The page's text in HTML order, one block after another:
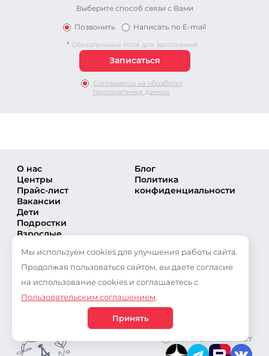
Выберите способ связи с Вами
Позвонить
Написать по E-mail
* Обязательные поля для заполнения
Соглашаюсь на обработку
персональных данных
О нас
Центры
Прайс-лист
Вакансии
Дети
Подростки
Взрослые
Секции
Тренеры
Частые вопросы
Новости
Блог
Политика
конфиденциальности
Личный кабинет
Мы используем cookies для улучшения работы сайта.
Продолжая пользоваться сайтом, вы даете согласие
на использование cookies и соглашаетесь с
Пользовательским соглашением.
Принять